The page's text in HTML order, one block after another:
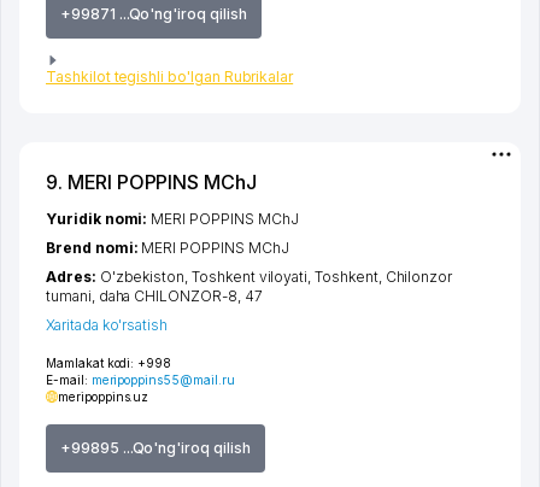
+99871 ...Qo'ng'iroq qilish
Tashkilot tegishli bo'lgan Rubrikalar
9. MERI POPPINS MChJ
Mamlakat kodi: +998
E-mail: meripoppins55@mail.ru
meripoppins.uz
+99895 ...Qo'ng'iroq qilish
Yuridik nomi: MERI POPPINS MChJ
Brend nomi: MERI POPPINS MChJ
Adres: O'zbekiston,Toshkent viloyati ,Toshkent, Chilonzor
tumani daha CHILONZOR-8 , 47
Xaritada ko'rsatish